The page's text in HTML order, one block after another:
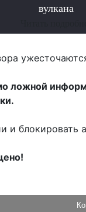
вулкана
ложной
блокировать